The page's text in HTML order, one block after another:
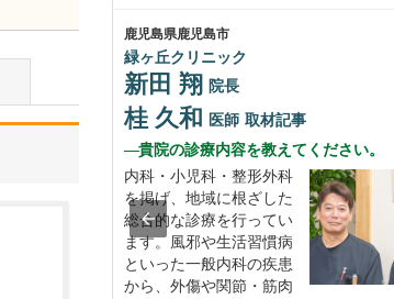
鹿児島県鹿児島市
緑ヶ丘クリニック
新田 翔 院長
桂 久和 医師 取材記事
貴院の診療内容を教えてください。
内科・小児科・整形外科
を掲げ、地域に根ざした
総合的な診療を行ってい
ます。風邪や生活習慣病
といった一般内科の疾患
から、外傷や関節・筋肉